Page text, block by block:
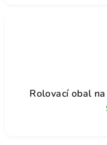
Rolovací obal